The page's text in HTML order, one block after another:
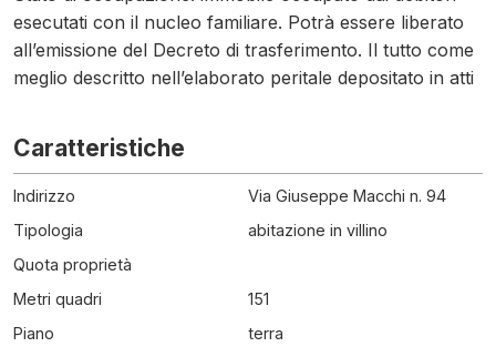
esecutati con il nucleo familiare. Potrà essere liberato
all’emissione del Decreto di trasferimento. Il tutto come
meglio descritto nell’elaborato peritale depositato in atti
Caratteristiche
Indirizzo
Via Giuseppe Macchi n. 94
Tipologia
abitazione in villino
Quota proprietà
Metri quadri
151
Piano
terra